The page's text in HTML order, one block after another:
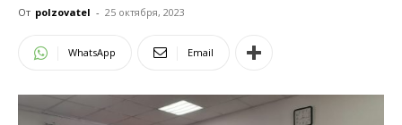
От polzovatel - 25 октября, 2023
WhatsApp Email